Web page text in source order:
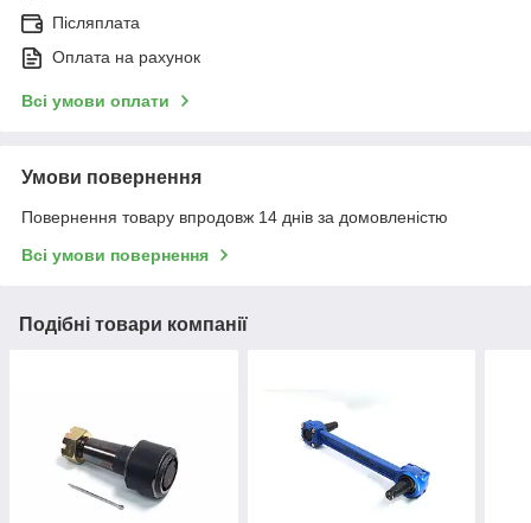
Післяплата
Оплата на рахунок
Всі умови оплати
Умови повернення
Повернення товару впродовж 14 днів за домовленістю
Всі умови повернення
Подібні товари компанії